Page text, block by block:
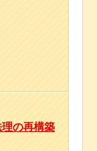
の再構築